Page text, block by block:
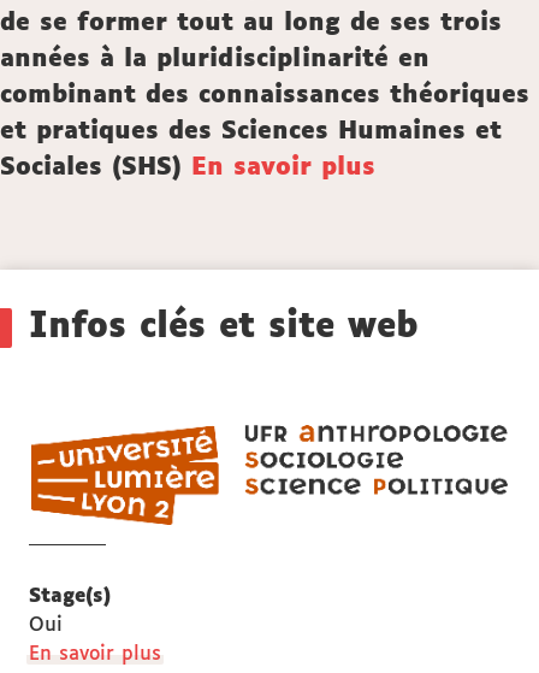
de se former tout au long de ses trois
années à la pluridisciplinarité en
combinant des connaissances théoriques
et pratiques des Sciences Humaines et
Sociales (SHS)
En savoir plus
Infos clés et site web
Stage(s)
Oui
En savoir plus